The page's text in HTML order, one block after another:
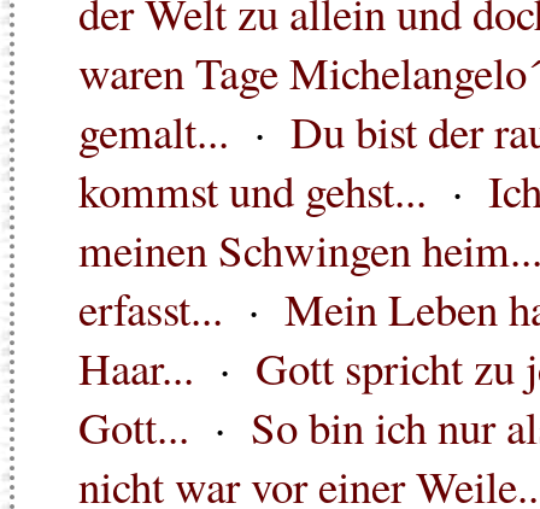
der Welt zu allein und
waren Tage
gemalt... · Du bist der
kommst und gehst... ·
meinen Schwingen
erfasst... · Mein Leben
Haar... · Gott spricht zu
Gott... · So bin ich nur
nicht war vor einer